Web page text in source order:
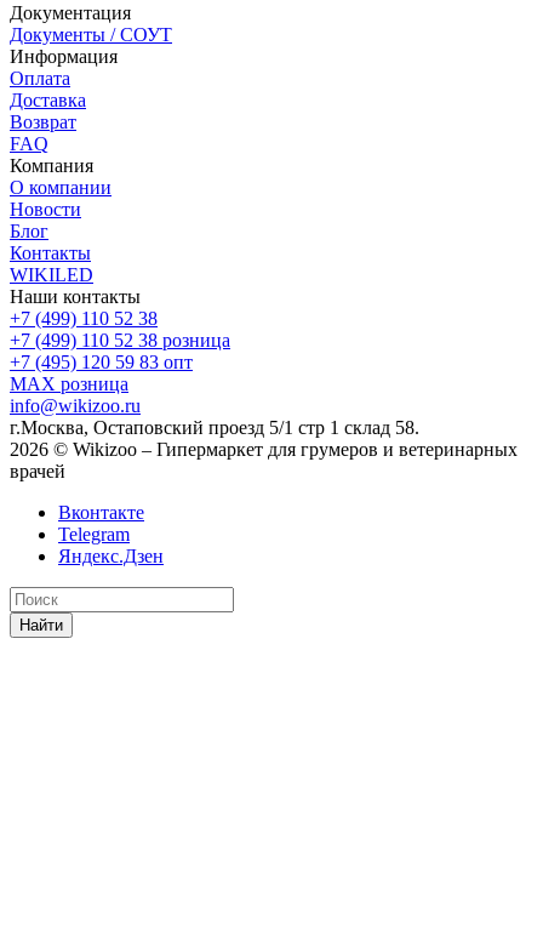
Документация
Документы / СОУТ
Информация
Оплата
Доставка
Возврат
FAQ
Компания
О компании
Новости
Блог
Контакты
WIKILED
Наши контакты
+7 (499) 110 52 38
+7 (499) 110 52 38 розница
+7 (495) 120 59 83 опт
MAX розница
info@wikizoo.ru
г.Москва, Остаповский проезд 5/1 стр 1 склад 58.
2026 © Wikizoo – Гипермаркет для грумеров и ветеринарных
врачей
Вконтакте
Telegram
Яндекс.Дзен
Найти